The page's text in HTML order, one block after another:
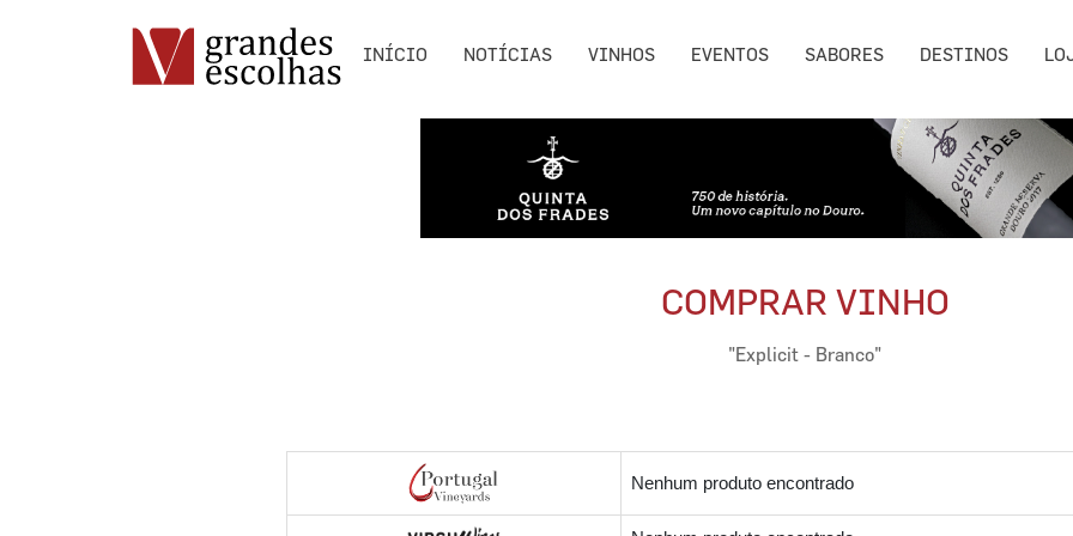
INÍCIO NOTÍCIAS VINHOS EVENTOS SABORES DESTINOS
COMPRAR VINHO
"Explicit - Branco"
Nenhum produto encontrado